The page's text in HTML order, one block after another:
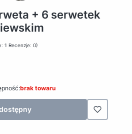
+ 6 serwetek
1 Recenzje: 0)
brak towaru